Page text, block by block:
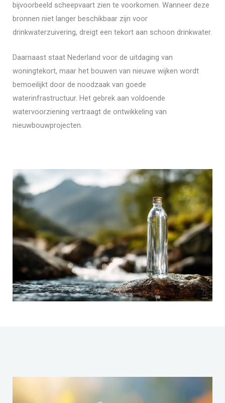
bijvoorbeeld scheepvaart zien te voorkomen. Wanneer deze
bronnen niet langer beschikbaar zijn voor
drinkwaterzuivering, dreigt een tekort aan schoon drinkwater.
Daarnaast staat Nederland voor de uitdaging van
woningtekort, maar het bouwen van nieuwe wijken wordt
bemoeilijkt door de noodzaak van goede
waterinfrastructuur. Het gebrek aan voldoende
watervoorziening vertraagt de ontwikkeling van
nieuwbouwprojecten.